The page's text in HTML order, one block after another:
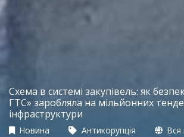
Схема в системі закупівель: як
ГТС» заробляла на мільйонних
інфраструктури
Новина Антикорупція Вся